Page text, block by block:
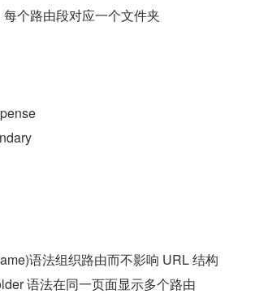
个路由段对应一个文件夹
语法组织路由而不影响 URL 结构
语法在同一页面显示多个路由